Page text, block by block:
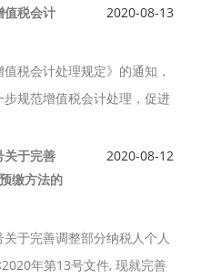
值税会计
2020-08-13
税会计处理规定》的通知，
规范增值税会计处理，促进
关于完善
缴方法的
2020-08-12
于完善调整部分纳税人个人
年第13号文件, 现就完善